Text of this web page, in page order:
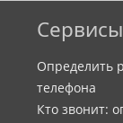
Сервисы
Определить
телефона
Кто звонит: